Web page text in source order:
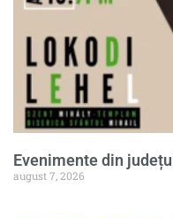
Evenimente din
august 7, 2026